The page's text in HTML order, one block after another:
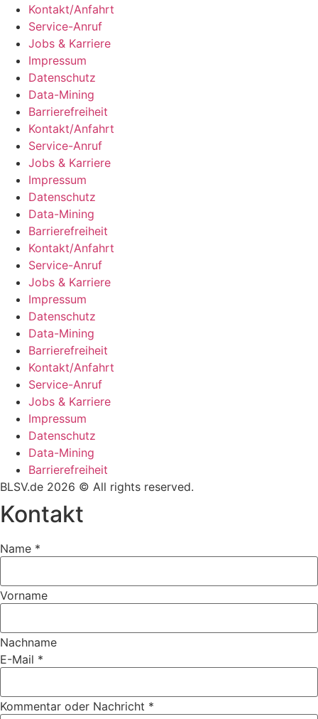
Kontakt/​​Anfahrt
Service-Anruf
Jobs & Karriere
Impres­sum
Daten­schutz
Data-Mining
Barrie­re­frei­heit
Kontakt/​​Anfahrt
Service-Anruf
Jobs & Karriere
Impres­sum
Daten­schutz
Data-Mining
Barrie­re­frei­heit
Kontakt/​​Anfahrt
Service-Anruf
Jobs & Karriere
Impres­sum
Daten­schutz
Data-Mining
Barrie­re­frei­heit
Kontakt/​​Anfahrt
Service-Anruf
Jobs & Karriere
Impres­sum
Daten­schutz
Data-Mining
Barrie­re­frei­heit
BLSV.de 2026 © All rights reserved.
Kontakt
Name *
Vorname
Nachname
E-Mail *
Kommentar oder Nachricht *